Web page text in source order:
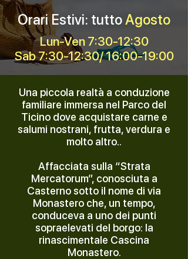
Orari Estivi: tuttoAgosto
Lun-Ven 7:30-12:30
Sab 7:30-12:30/ 16:00-19:00
Una piccola realtà a conduzione
familiare immersa nel Parco del
Ticino dove acquistare carne e
salumi nostrani, frutta, verdura e
molto altro..
Affacciata sulla “Strata
Mercatorum”, conosciuta a
Casterno sotto il nome di via
Monastero che, un tempo,
conduceva a uno dei punti
sopraelevati del borgo: la
rinascimentale Cascina
Monastero.